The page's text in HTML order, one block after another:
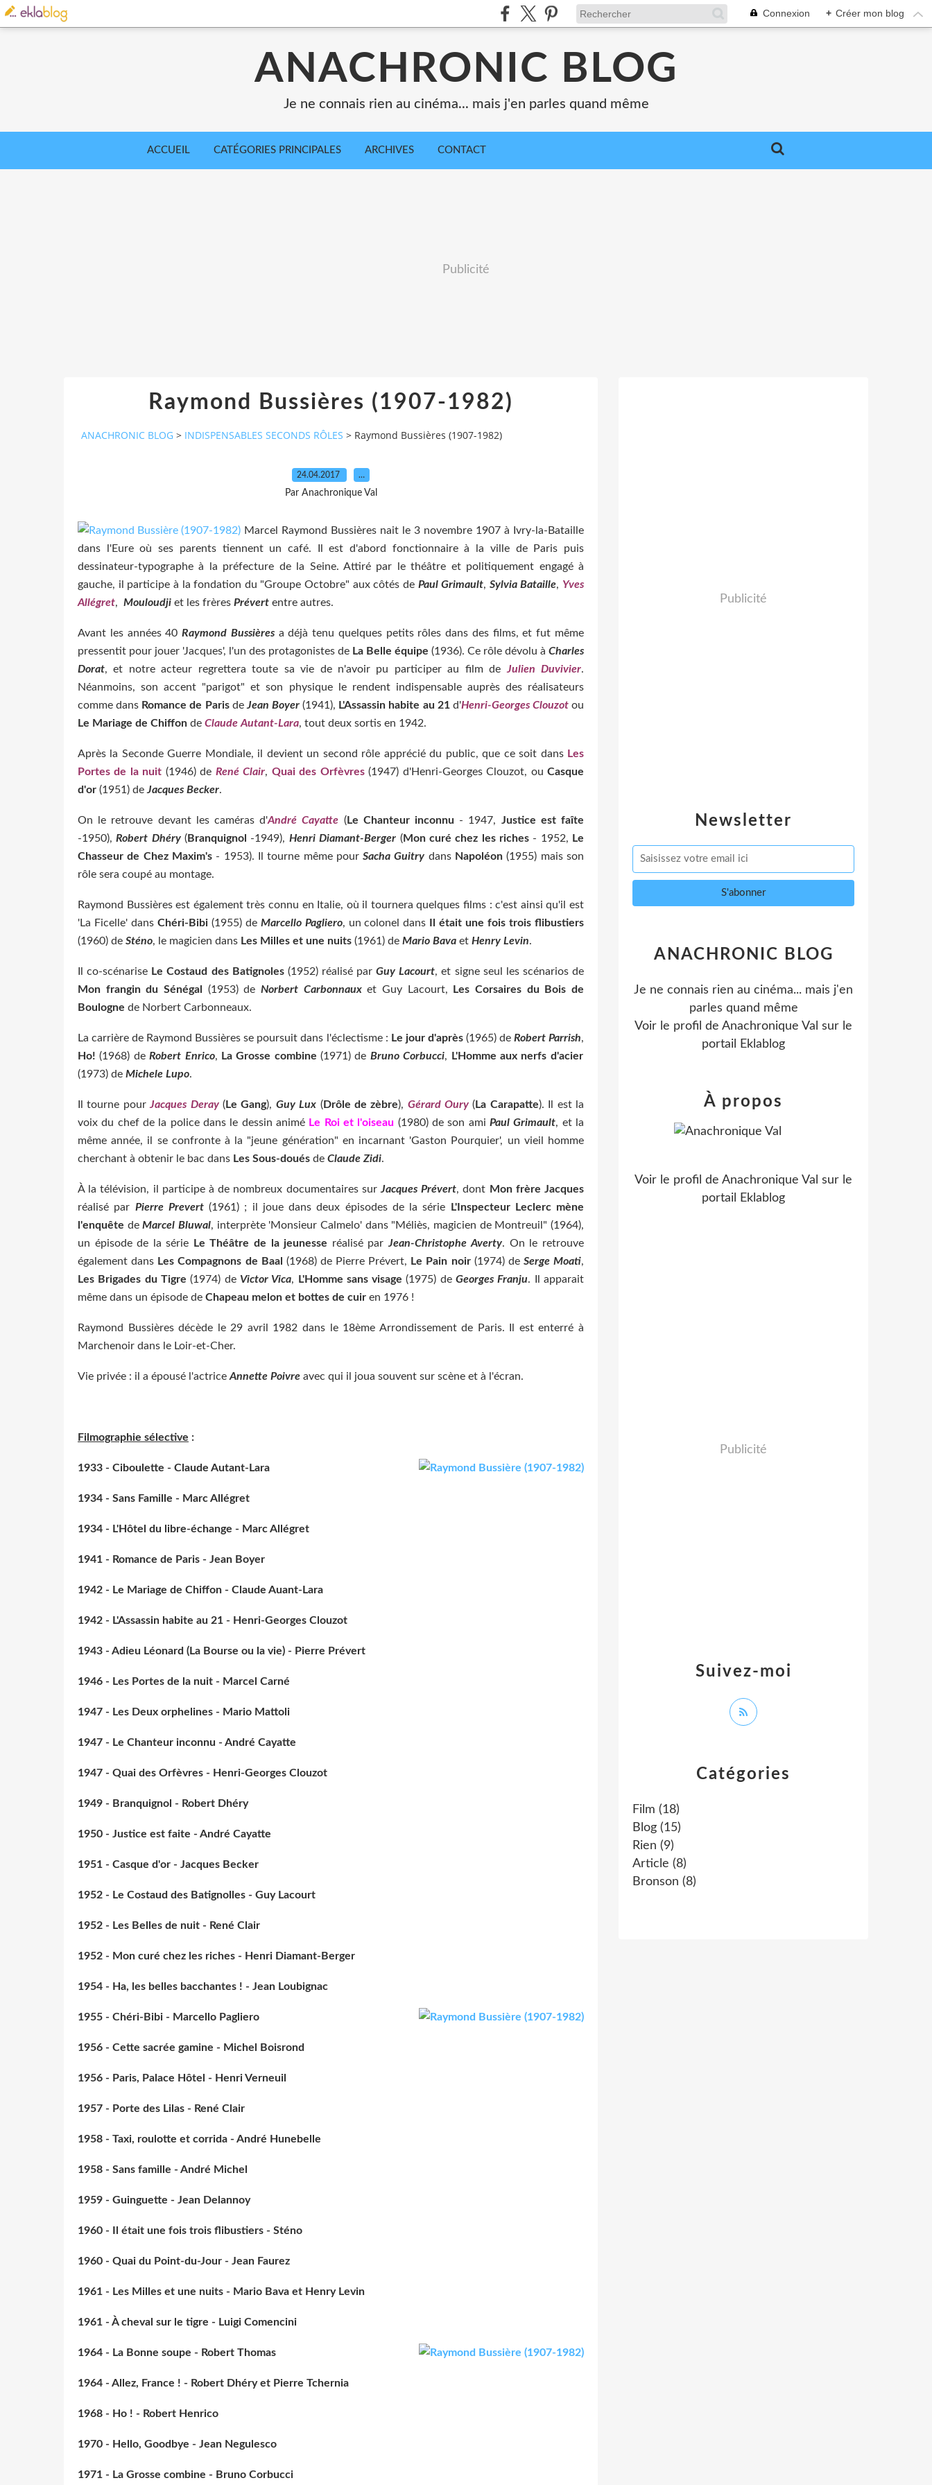
Connexion + Créer mon blog
ANACHRONIC BLOG
Je ne connais rien au cinéma... mais j'en parles quand même
ACCUEIL CATÉGORIES PRINCIPALES ARCHIVES CONTACT
Publicité
Raymond Bussières (1907-1982)
ANACHRONIC BLOG > INDISPENSABLES SECONDS RÔLES > Raymond Bussières (1907-1982)
24.04.2017 …
Par Anachronique Val
Marcel Raymond Bussières nait le 3 novembre 1907 à Ivry-la-Bataille
dans l'Eure où ses parents tiennent un café. Il est d'abord fonctionnaire à la ville de Paris puis
dessinateur-typographe à la préfecture de la Seine. Attiré par le théâtre et politiquement engagé à
gauche, il participe à la fondation du "Groupe Octobre" aux côtés dePaul Grimault, Sylvia Bataille, Yves
Allégret, Mouloudji et les frères Prévert entre autres.
Avant les années 40Raymond Bussièresa déjà tenu quelques petits rôles dans des films, et fut même
pressentit pour jouer 'Jacques', l'un des protagonistes de La Belle équipe (1936). Ce rôle dévolu à Charles
Dorat, et notre acteur regrettera toute sa vie de n'avoir pu participer au film de Julien Duvivier.
Néanmoins, son accent "parigot" et son physique le rendent indispensable auprès des réalisateurs
comme dans Romance de Parisde Jean Boyer(1941), L'Assassin habite au 21d'Henri-Georges Clouzotou
Le Mariage de Chiffon de Claude Autant-Lara, tout deux sortis en 1942.
Après la Seconde Guerre Mondiale, il devient un second rôle apprécié du public, que ce soit dans Les
Portes de la nuit (1946) de René Clair, Quai des Orfèvres(1947) d'Henri-Georges Clouzot, ouCasque
d'or (1951) de Jacques Becker.
On le retrouve devant les caméras d'André Cayatte (Le Chanteur inconnu - 1947, Justice est faîte
-1950),Robert Dhéry(Branquignol -1949), Henri Diamant-Berger (Mon curé chez les riches- 1952, Le
Chasseur de Chez Maxim's- 1953). Il tourne même pourSacha Guitry dans Napoléon (1955) mais son
rôle sera coupé au montage.
Raymond Bussières est également très connu en Italie, où il tournera quelques films : c'est ainsi qu'il est
'La Ficelle' dans Chéri-Bibi(1955) de Marcello Pagliero, un colonel dans
Il était une fois trois flibustiers
(1960) de Sténo, le magicien dans Les Milles et une nuits (1961) de Mario Bava et Henry Levin.
Il co-scénarise Le Costaud des Batignoles(1952) réalisé parGuy Lacourt, et signe seul les scénarios de
Mon frangin du Sénégal
(1953) de Norbert Carbonnauxet Guy Lacourt,
Les Corsaires du Bois de
Boulogne de Norbert Carbonneaux.
La carrière de Raymond Bussières se poursuit dans l'éclectisme : Le jour d'après(1965) de Robert Parrish,
Ho! (1968) deRobert Enrico, La Grosse combine (1971) de Bruno Corbucci,
L'Homme aux nerfs d'acier
(1973) de Michele Lupo.
Il tourne pourJacques Deray(Le Gang), Guy Lux (Drôle de zèbre), Gérard Oury (La Carapatte). Il est la
voix du chef de la police dans le dessin animé Le Roi et l'oiseau (1980) de son amiPaul Grimault, et la
même année, il se confronte à la "jeune génération" en incarnant 'Gaston Pourquier', un vieil homme
cherchant à obtenir le bac dans Les Sous-doués de Claude Zidi.
À la télévision, il participe à de nombreux documentaires surJacques Prévert, dont Mon frère Jacques
réalisé par Pierre Prevert (1961) ; il joue dans deux épisodes de la série L'Inspecteur Leclerc mène
l'enquête deMarcel Bluwal, interprète 'Monsieur Calmelo' dans "Méliès, magicien de Montreuil" (1964),
un épisode de la série Le Théâtre de la jeunesse réalisé par Jean-Christophe Averty. On le retrouve
également dans Les Compagnons de Baal (1968) de Pierre Prévert, Le Pain noir(1974) de Serge Moati,
Les Brigades du Tigre (1974) de Victor Vica, L'Homme sans visage (1975) deGeorges Franju. Il apparait
même dans un épisode de Chapeau melon et bottes de cuir en 1976 !
Raymond Bussières décède le 29 avril 1982 dans le 18ème Arrondissement de Paris. Il est enterré à
Marchenoir dans le Loir-et-Cher.
Vie privée : il a épousé l'actrice Annette Poivre avec qui il joua souvent sur scène et à l'écran.
Filmographie sélective :
1933 - Ciboulette - Claude Autant-Lara
1934 - Sans Famille - Marc Allégret
1934 - L'Hôtel du libre-échange - Marc Allégret
1941 - Romance de Paris - Jean Boyer
1942 - Le Mariage de Chiffon - Claude Auant-Lara
1942 - L'Assassin habite au 21 - Henri-Georges Clouzot
1943 - Adieu Léonard (La Bourse ou la vie) - Pierre Prévert
1946 - Les Portes de la nuit - Marcel Carné
1947 - Les Deux orphelines - Mario Mattoli
1947 - Le Chanteur inconnu - André Cayatte
1947 - Quai des Orfèvres - Henri-Georges Clouzot
1949 - Branquignol - Robert Dhéry
1950 - Justice est faite - André Cayatte
1951 - Casque d'or - Jacques Becker
1952 - Le Costaud des Batignolles - Guy Lacourt
1952 - Les Belles de nuit - René Clair
1952 - Mon curé chez les riches - Henri Diamant-Berger
1954 - Ha, les belles bacchantes ! - Jean Loubignac
1955 - Chéri-Bibi - Marcello Pagliero
1956 - Cette sacrée gamine - Michel Boisrond
1956 - Paris, Palace Hôtel - Henri Verneuil
1957 - Porte des Lilas - René Clair
1958 - Taxi, roulotte et corrida - André Hunebelle
1958 - Sans famille - André Michel
1959 - Guinguette - Jean Delannoy
1960 - Il était une fois trois flibustiers - Sténo
1960 - Quai du Point-du-Jour - Jean Faurez
1961 - Les Milles et une nuits - Mario Bava et Henry Levin
1961 - À cheval sur le tigre - Luigi Comencini
1964 - La Bonne soupe - Robert Thomas
1964 - Allez, France ! - Robert Dhéry et Pierre Tchernia
1968 - Ho ! - Robert Henrico
1970 - Hello, Goodbye - Jean Negulesco
1971 - La Grosse combine - Bruno Corbucci
Newsletter
Publicité
Catégories
Film (18)
Blog (15)
Rien (9)
Article (8)
Bronson (8)
ANACHRONIC BLOG
Je ne connais rien au cinéma... mais j'en
parles quand même
Voir le profil de Anachronique Val sur le
portail Eklablog
Suivez-moi
À propos
Voir le profil de Anachronique Val sur le
portail Eklablog
Publicité